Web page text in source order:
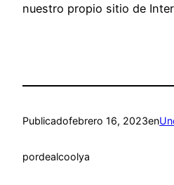
nuestro propio sitio de
Publicadofebrero 16, 2023en
pordealcoolya